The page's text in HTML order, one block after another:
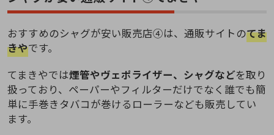
おすすめのシャグが安い販売店④は、通販サイトのてま
きやです。
てまきやでは煙管やヴェポライザー、シャグなどを取り
扱っており、ペーパーやフィルターだけでなく誰でも簡
単に手巻きタバコが巻けるローラーなども販売してい
ます。